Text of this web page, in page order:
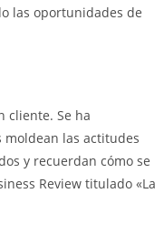
las oportunidades de
cliente. Se ha
moldean las actitudes
y recuerdan cómo se
Review titulado «La